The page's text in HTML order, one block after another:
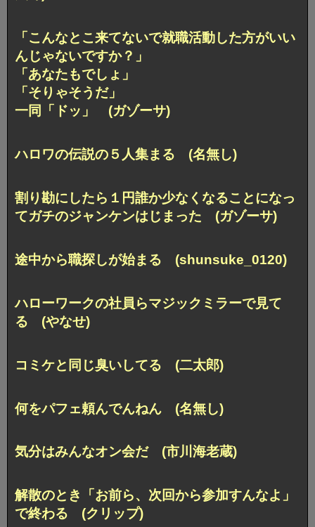
「こんなとこ来てないで就職活動した方がいい
んじゃないですか？」
「あなたもでしょ」
「そりゃそうだ」
一同「ドッ」 (ガゾーサ)
ハロワの伝説の５人集まる (名無し)
割り勘にしたら１円誰か少なくなることになっ
てガチのジャンケンはじまった (ガゾーサ)
途中から職探しが始まる (shunsuke_0120)
ハローワークの社員らマジックミラーで見て
る (やなせ)
コミケと同じ臭いしてる (二太郎)
何をパフェ頼んでんねん (名無し)
気分はみんなオン会だ (市川海老蔵)
解散のとき「お前ら、次回から参加すんなよ」
で終わる (クリップ)